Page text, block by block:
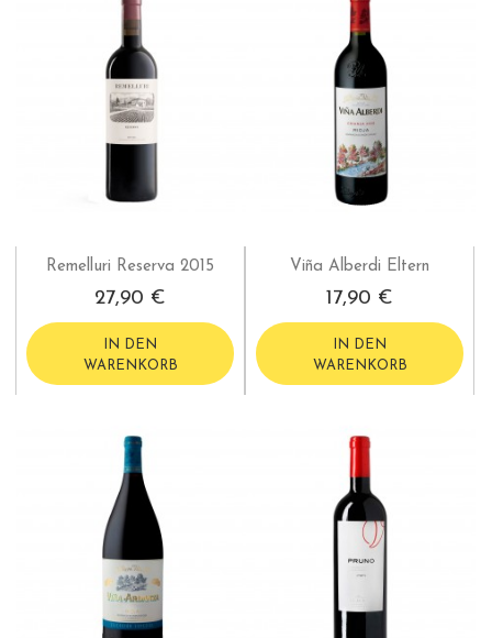
Remelluri Reserva 2015
27,90 €
IN DEN
WARENKORB
Viña Alberdi Eltern
17,90 €
IN DEN
WARENKORB